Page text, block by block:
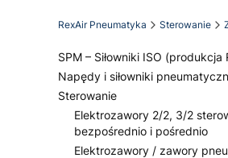
RexAir Pneumatyka Sterowanie
SPM – Siłowniki ISO (produkcja
Napędy i siłowniki
Sterowanie
Elektrozawory 2/2, 3/2
bezpośrednio i pośrednio
Elektrozawory / zawory